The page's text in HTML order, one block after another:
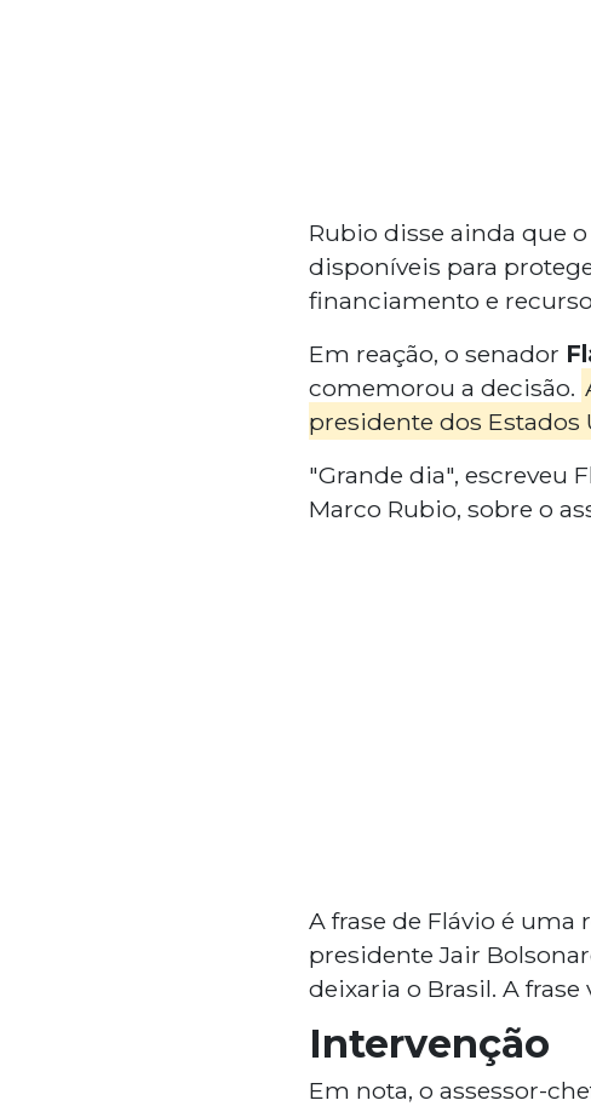
Rubio disse ainda que
disponíveis para
financiamento e
Em reação, o senador
comemorou a decisão.
presidente dos Estados
"Grande dia", escreveu
Marco Rubio, sobre o
A frase de Flávio é uma
presidente Jair
deixaria o Brasil. A
Intervenção
Em nota, o assessor-